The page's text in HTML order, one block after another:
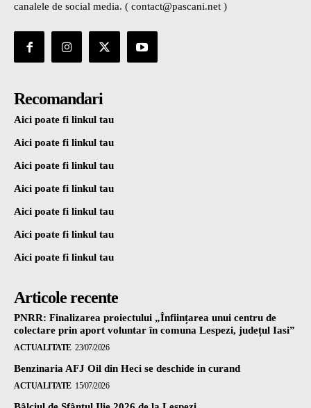
canalele de social media. ( contact@pascani.net )
Recomandari
Aici poate fi linkul tau
Aici poate fi linkul tau
Aici poate fi linkul tau
Aici poate fi linkul tau
Aici poate fi linkul tau
Aici poate fi linkul tau
Aici poate fi linkul tau
Articole recente
PNRR: Finalizarea proiectului „Înființarea unui centru de
colectare prin aport voluntar în comuna Lespezi, județul Iasi”
ACTUALITATE 23/07/2026
Benzinaria AFJ Oil din Heci se deschide in curand
ACTUALITATE 15/07/2026